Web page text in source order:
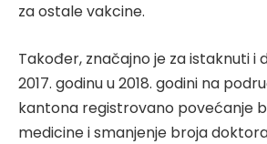
za ostale vakcine.
Također, značajno je za istaknuti i
2017. godinu u 2018. godini na
kantona registrovano povećanje
medicine i smanjenje broja